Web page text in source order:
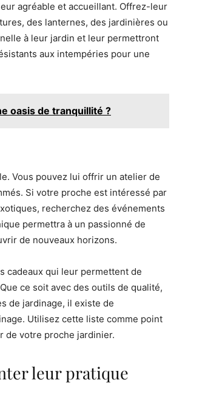
agréable et accueillant. Offrez-leur
des lanternes, des jardinières ou
à leur jardin et leur permettront
aux intempéries pour une
oasis de tranquillité ?
Vous pouvez lui offrir un atelier de
Si votre proche est intéressé par
recherchez des événements
permettra à un passionné de
de nouveaux horizons.
cadeaux qui leur permettent de
ce soit avec des outils de qualité,
de jardinage, il existe de
Utilisez cette liste comme point
de votre proche jardinier.
leur pratique